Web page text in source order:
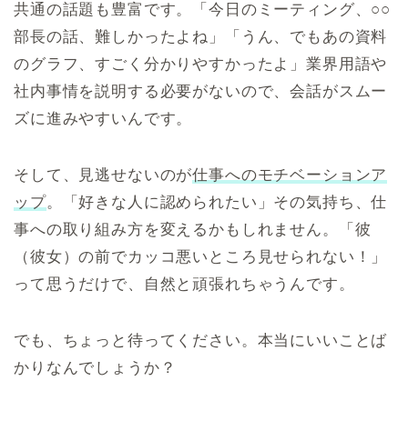
共通の話題も豊富です。「今日のミーティング、○○
部長の話、難しかったよね」「うん、でもあの資料
のグラフ、すごく分かりやすかったよ」業界用語や
社内事情を説明する必要がないので、会話がスムー
ズに進みやすいんです。
そして、見逃せないのが仕事へのモチベーションア
ップ。「好きな人に認められたい」その気持ち、仕
事への取り組み方を変えるかもしれません。「彼
（彼女）の前でカッコ悪いところ見せられない！」
って思うだけで、自然と頑張れちゃうんです。
でも、ちょっと待ってください。本当にいいことば
かりなんでしょうか？